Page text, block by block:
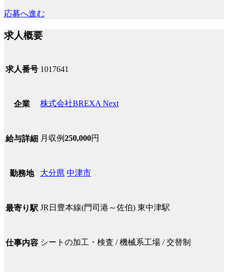
応募へ進む
求人概要
求人番号 1017641
企業 株式会社BREXA Next
給与詳細 月収例250,000円
勤務地 大分県 中津市
最寄り駅 JR日豊本線(門司港～佐伯) 東中津駅
仕事内容 シートの加工・検査 / 機械系工場 / 交替制